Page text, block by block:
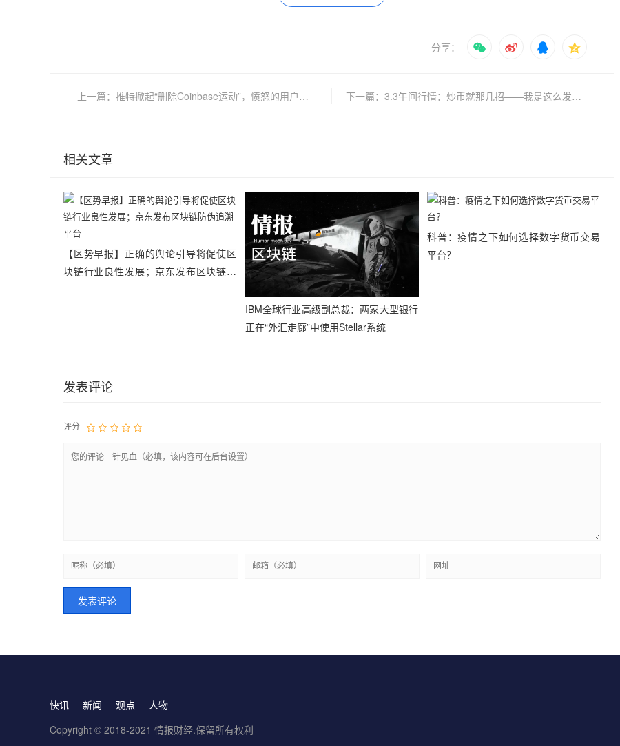
分享：
上一篇：推特掀起“删除Coinbase运动”，愤怒的用户要把它扔进垃圾桶 下一篇：3.3午间行情：炒币就那几招——我是这么发现机会的
相关文章
【区势早报】正确的舆论引导将促使区
块链行业良性发展；京东发布区块链防
IBM全球行业高级副总裁：两家大型银行
正在“外汇走廊”中使用Stellar系统
科普：疫情之下如何选择数字货币交易
平台？
发表评论
评分
快讯 新闻 观点
人物
Copyright © 2018-2021 情报财经.保留所有权利